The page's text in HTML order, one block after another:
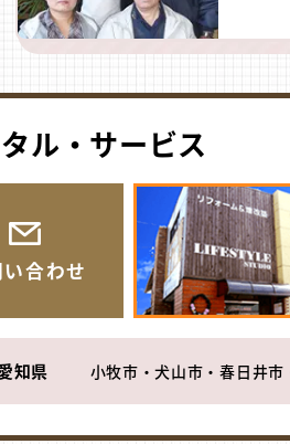
ル・サービス
合わせ
知県 小牧市・犬山市・春日井